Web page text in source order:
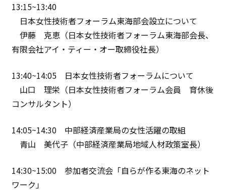
13:15~13:40
日本女性技術者フォーラム東海部会設立について
伊藤 克恵（日本女性技術者フォーラム東海部会長、
有限会社アイ・ティー・オー取締役社長）
13:40~14:05 日本女性技術者フォーラムについて
山口 理栄（日本女性技術者フォーラム会員 育休後
コンサルタント）
14:05~14:30 中部経済産業局の女性活躍の取組
青山 美代子（中部経済産業局地域人材政策室長）
14:30~15:00 参加者交流会「自らが作る東海のネット
ワーク」